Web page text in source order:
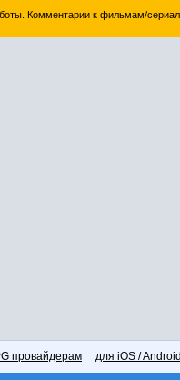
Комментарии к фильмам/
провайдерам для iOS /